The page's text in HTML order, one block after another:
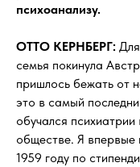
психоанализу.
ОТТО КЕРНБЕРГ:
семья покинула
пришлось бежать от
это в самый
обучался
обществе. Я
1959 году по